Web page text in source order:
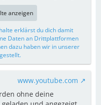
anzeigen
erklärst du dich damit
Daten an Drittplattformen
dazu haben wir in unserer
www.youtube.com
ohne deine